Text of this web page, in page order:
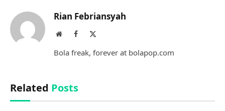
Rian Febriansyah
WebsiteFacebook
Bola freak, forever at bolapop.com
Related Posts